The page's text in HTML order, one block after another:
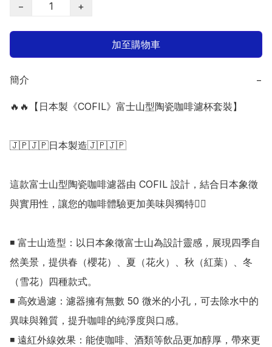
−
+
加至購物車
簡介 −
🔥🔥【日本製《COFIL》富士山型陶瓷咖啡濾杯套裝】
🇯🇵🇯🇵日本製造🇯🇵🇯🇵
這款富士山型陶瓷咖啡濾器由 COFIL 設計，結合日本象徵
與實用性，讓您的咖啡體驗更加美味與獨特👍🏻
◾ 富士山造型：以日本象徵富士山為設計靈感，展現四季自
然美景，提供春（櫻花）、夏（花火）、秋（紅葉）、冬
（雪花）四種款式。
◾ 高效過濾：濾器擁有無數 50 微米的小孔，可去除水中的
異味與雜質，提升咖啡的純淨度與口感。
◾ 遠紅外線效果：能使咖啡、酒類等飲品更加醇厚，帶來更